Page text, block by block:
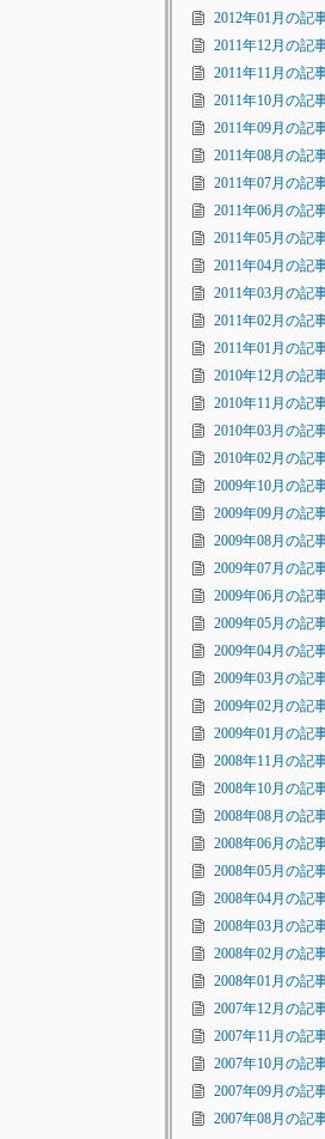
2012年01月の記
2011年12月の記
2011年11月の記
2011年10月の記
2011年09月の記
2011年08月の記
2011年07月の記
2011年06月の記
2011年05月の記
2011年04月の記
2011年03月の記
2011年02月の記
2011年01月の記
2010年12月の記
2010年11月の記
2010年03月の記
2010年02月の記
2009年10月の記
2009年09月の記
2009年08月の記
2009年07月の記
2009年06月の記
2009年05月の記
2009年04月の記
2009年03月の記
2009年02月の記
2009年01月の記
2008年11月の記
2008年10月の記
2008年08月の記
2008年06月の記
2008年05月の記
2008年04月の記
2008年03月の記
2008年02月の記
2008年01月の記
2007年12月の記
2007年11月の記
2007年10月の記
2007年09月の記
2007年08月の記